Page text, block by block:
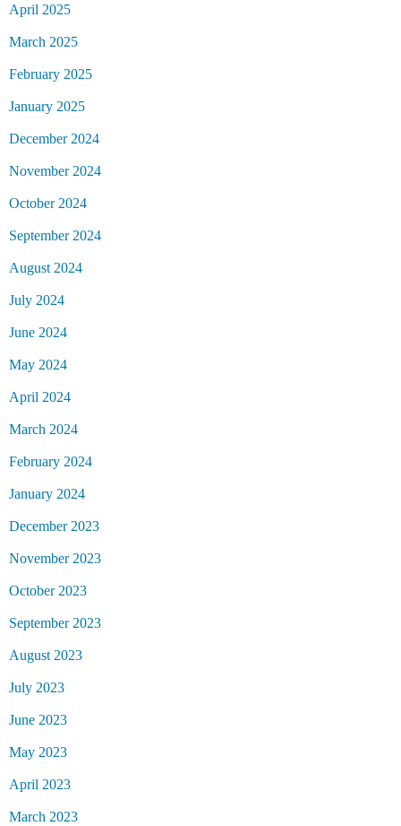
April 2025
March 2025
February 2025
January 2025
December 2024
November 2024
October 2024
September 2024
August 2024
July 2024
June 2024
May 2024
April 2024
March 2024
February 2024
January 2024
December 2023
November 2023
October 2023
September 2023
August 2023
July 2023
June 2023
May 2023
April 2023
March 2023